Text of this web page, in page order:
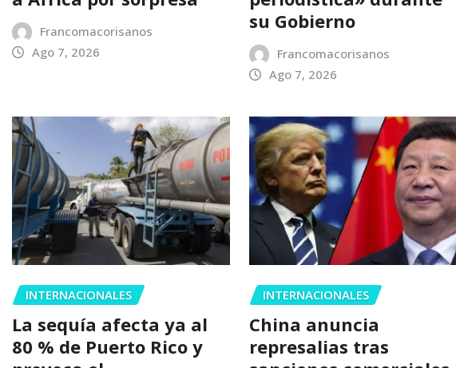
Francomacorisanos
Ago 7, 2026
su Gobierno
Francomacorisanos
Ago 7, 2026
INTERNACIONALES
La sequía afecta ya al
80 % de Puerto Rico y
INTERNACIONALES
China anuncia
represalias tras